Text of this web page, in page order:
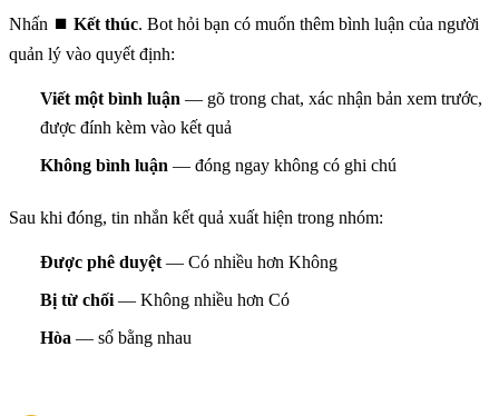
Nhấn ⏹ Kết thúc. Bot hỏi bạn có muốn thêm bình luận của người
quản lý vào quyết định:
Viết một bình luận — gõ trong chat, xác nhận bản xem trước,
được đính kèm vào kết quả
Không bình luận — đóng ngay không có ghi chú
Sau khi đóng, tin nhắn kết quả xuất hiện trong nhóm:
Được phê duyệt — Có nhiều hơn Không
Bị từ chối — Không nhiều hơn Có
Hòa — số bằng nhau